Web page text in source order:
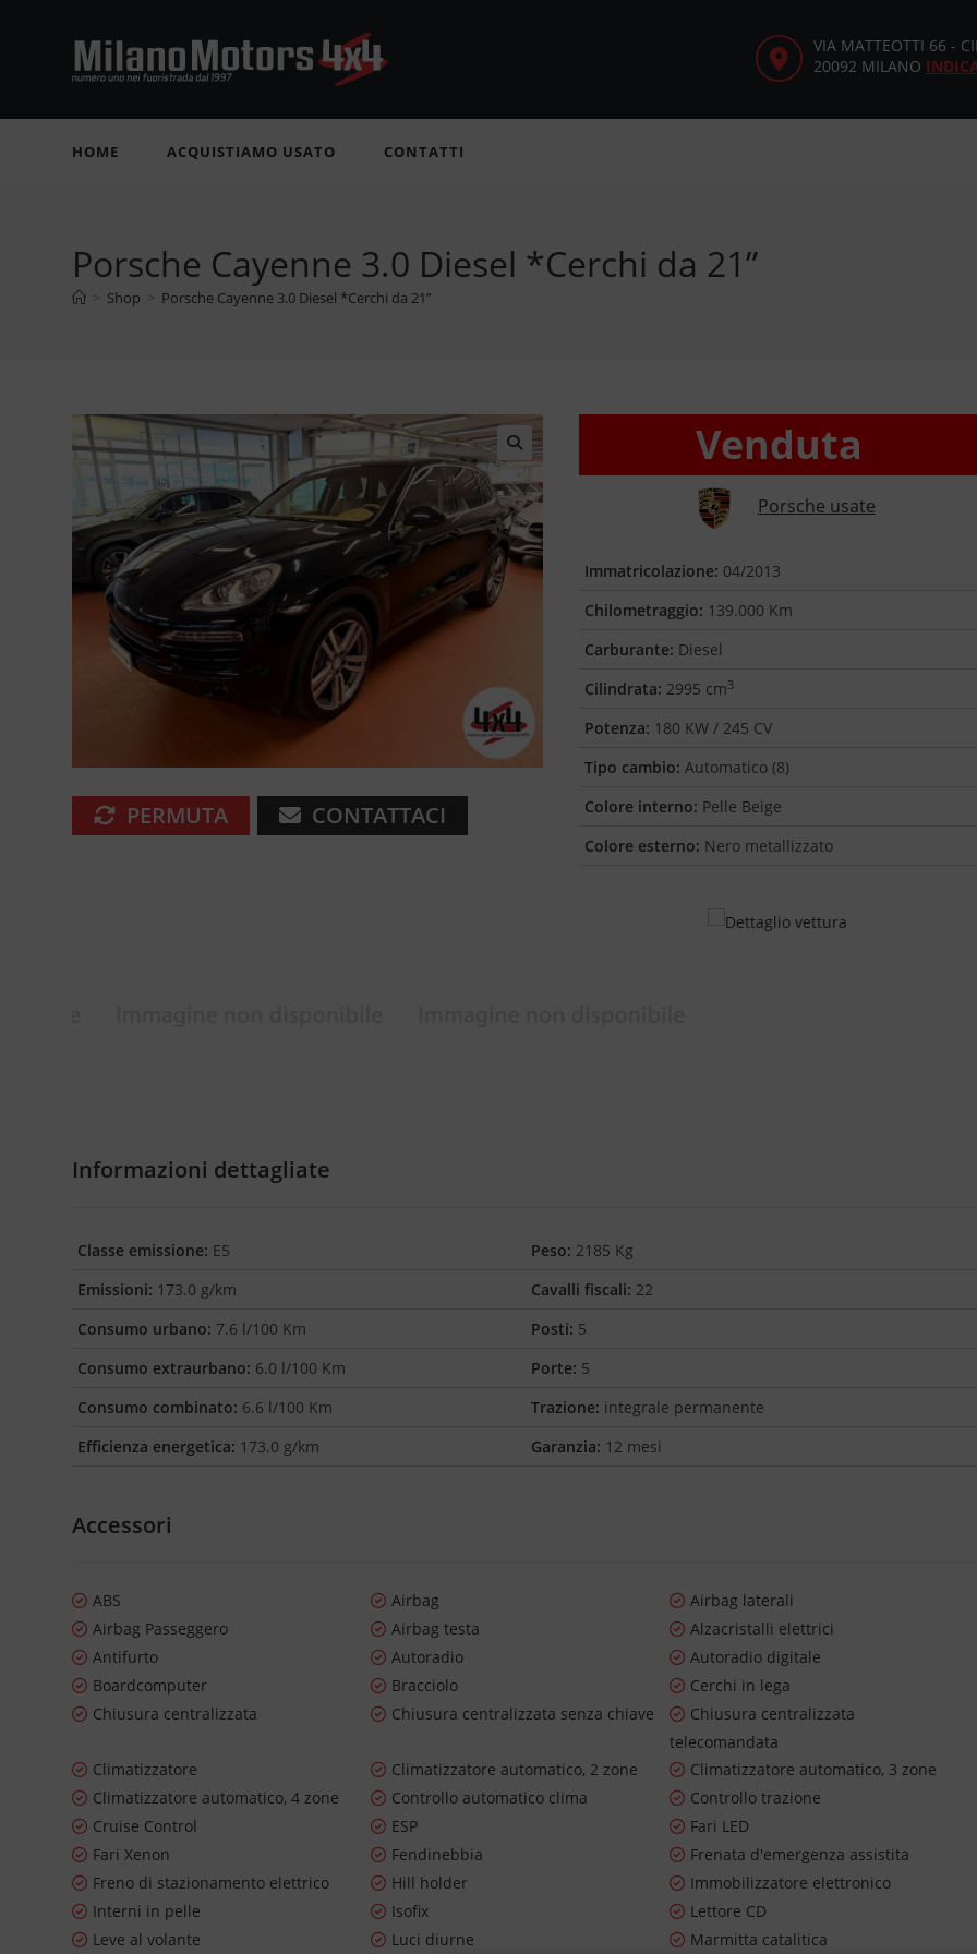
VIA MATTEOTTI 66 -
20092 MILANO
HOME ACQUISTIAMO USATO CONTATTI
Porsche Cayenne 3.0 Diesel *Cerchi da 21”
> Shop > Porsche Cayenne 3.0 Diesel *Cerchi da 21”
🔍
PERMUTA CONTATTACI
Venduta
Porsche usate
Immatricolazione: 04/2013
Chilometraggio: 139.000 Km
Carburante: Diesel
Cilindrata: 2995 cm3
Potenza: 180 KW / 245 CV
Tipo cambio: Automatico (8)
Colore interno: Pelle Beige
Colore esterno: Nero metallizzato
Informazioni dettagliate
Classe emissione: E5
Emissioni: 173.0 g/km
Consumo urbano: 7.6 l/100 Km
Consumo extraurbano: 6.0 l/100 Km
Consumo combinato: 6.6 l/100 Km
Efficienza energetica: 173.0 g/km
Peso: 2185 Kg
Cavalli fiscali: 22
Posti: 5
Porte: 5
Trazione: integrale permanente
Garanzia: 12 mesi
Accessori
ABS Airbag
Airbag laterali
Airbag Passeggero
Airbag testa
Alzacristalli elettrici
Antifurto
Autoradio
Autoradio digitale
Boardcomputer
Bracciolo
Cerchi in lega
Chiusura centralizzata
Chiusura centralizzata senza chiave
Chiusura centralizzata
telecomandata
Climatizzatore
Climatizzatore automatico, 2 zone
Climatizzatore automatico, 3 zone
Climatizzatore automatico, 4 zone
Controllo automatico clima
Controllo trazione
Cruise Control
ESP
Fari LED
Fari Xenon
Fendinebbia
Frenata d'emergenza assistita
Freno di stazionamento elettrico
Hill holder
Immobilizzatore elettronico
Interni in pelle
Isofix
Lettore CD
Leve al volante
Luci diurne
Marmitta catalitica